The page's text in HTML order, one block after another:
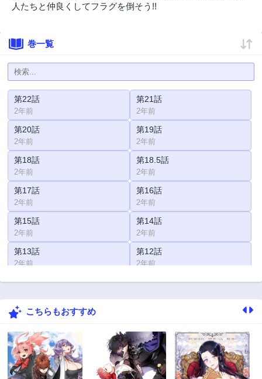
人たちと仲良くしてフラグを倒そう!!
巻一覧
第22話
2年前
第21話
2年前
第20話
2年前
第19話
2年前
第18話
2年前
第18.5話
2年前
第17話
2年前
第16話
2年前
第15話
2年前
第14話
2年前
第13話
2年前
第12話
2年前
第12.5話 第11話
第10話
第8話
2年前
第7話
2年前
第6話 第5話
こちらもおすすめ